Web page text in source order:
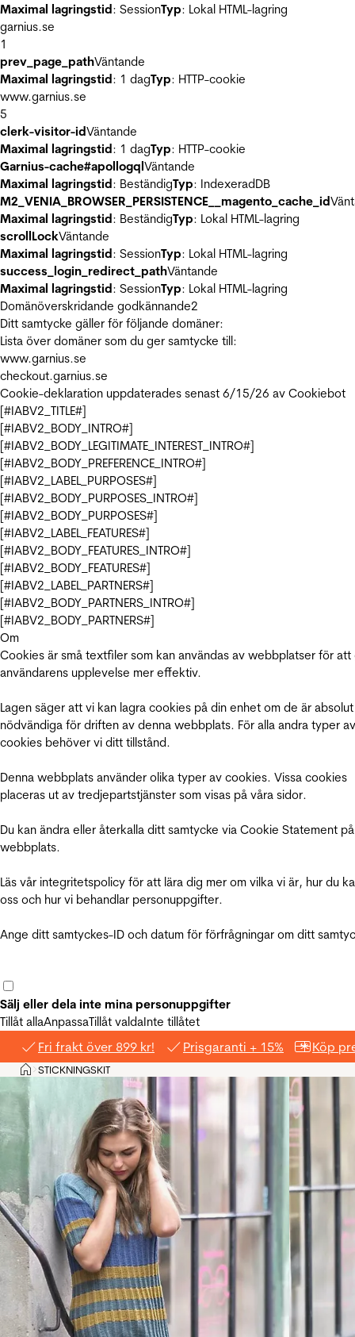
Maximal lagringstid: SessionTyp: Lokal HTML-lagring
garnius.se
1
prev_page_pathVäntande
Maximal lagringstid: 1 dagTyp: HTTP-cookie
www.garnius.se
5
clerk-visitor-idVäntande
Maximal lagringstid: 1 dagTyp: HTTP-cookie
Garnius-cache#apollogqlVäntande
Maximal lagringstid: BeständigTyp: IndexeradDB
M2_VENIA_BROWSER_PERSISTENCE__magento_cache_id
Maximal lagringstid: BeständigTyp: Lokal HTML-lagring
scrollLockVäntande
Maximal lagringstid: SessionTyp: Lokal HTML-lagring
success_login_redirect_pathVäntande
Maximal lagringstid: SessionTyp: Lokal HTML-lagring
Domänöverskridande godkännande2
Ditt samtycke gäller för följande domäner:
Lista över domäner som du ger samtycke till:
www.garnius.se
checkout.garnius.se
Cookie-deklaration uppdaterades senast 6/15/26 av Cookiebot
[#IABV2_TITLE#]
[#IABV2_BODY_INTRO#]
[#IABV2_BODY_LEGITIMATE_INTEREST_INTRO#]
[#IABV2_BODY_PREFERENCE_INTRO#]
[#IABV2_LABEL_PURPOSES#]
[#IABV2_BODY_PURPOSES_INTRO#]
[#IABV2_BODY_PURPOSES#]
[#IABV2_LABEL_FEATURES#]
[#IABV2_BODY_FEATURES_INTRO#]
[#IABV2_BODY_FEATURES#]
[#IABV2_LABEL_PARTNERS#]
[#IABV2_BODY_PARTNERS_INTRO#]
[#IABV2_BODY_PARTNERS#]
Om
Cookies är små textfiler som kan användas av webbplatser för att
användarens upplevelse mer effektiv.
Lagen säger att vi kan lagra cookies på din enhet om de är absolut
nödvändiga för driften av denna webbplats. För alla andra typer av
cookies behöver vi ditt tillstånd.
Denna webbplats använder olika typer av cookies. Vissa cookies
placeras ut av tredjepartstjänster som visas på våra sidor.
Du kan ändra eller återkalla ditt samtycke via Cookie Statement
webbplats.
Läs vår integritetspolicy för att lära dig mer om vilka vi är, hur du
oss och hur vi behandlar personuppgifter.
Ange ditt samtyckes-ID och datum för förfrågningar om ditt
Sälj eller dela inte mina personuppgifter
Tillåt allaAnpassaTillåt valdaInte tillåtet
Fri frakt över 899 kr! Prisgaranti + 15% Köp
Hem
>STICKNINGSKIT